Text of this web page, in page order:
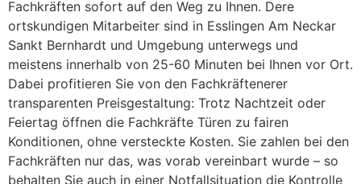
Fachkräften sofort auf den Weg zu Ihnen. Dere
ortskundigen Mitarbeiter sind in Esslingen Am Neckar
Sankt Bernhardt und Umgebung unterwegs und
meistens innerhalb von 25-60 Minuten bei Ihnen vor Ort.
Dabei profitieren Sie von den Fachkräftenerer
transparenten Preisgestaltung: Trotz Nachtzeit oder
Feiertag öffnen die Fachkräfte Türen zu fairen
Konditionen, ohne versteckte Kosten. Sie zahlen bei den
Fachkräften nur das, was vorab vereinbart wurde – so
behalten Sie auch in einer Notfallsituation die Kontrolle